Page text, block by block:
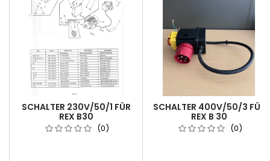
SCHALTER 230V/50/1 FÜR
REX B30
(0)
SCHALTER 400V/50/3 FÜR
REX B 30
(0)